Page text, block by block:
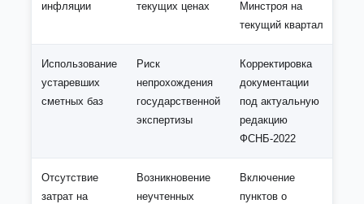
инфляции текущих ценах
Минстроя на
текущий квартал
Использование
устаревших
сметных баз
Риск
непрохождения
государственной
экспертизы
Корректировка
документации
под актуальную
редакцию
ФСНБ-2022
Отсутствие
затрат на
Возникновение
неучтенных
Включение
пунктов о